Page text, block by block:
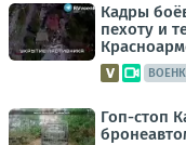
Кадры
пехоту и
Гоп-стоп